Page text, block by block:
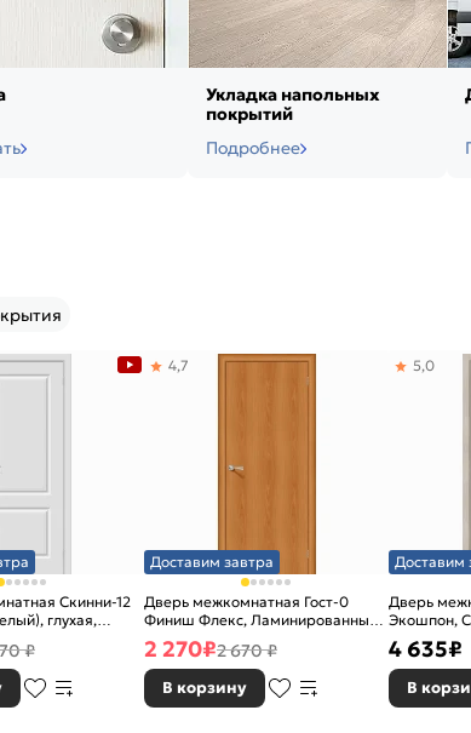
Укладка напольных
покрытий
Подробнее
Скинни-12
глухая,
₽
Доставим завтра
Дверь межкомнатная Гост-0
Финиш Флекс, Ламинированные
Л-12 (МиланОрех), глухая,
каркасно-щитовая
4,7
2 270₽2 670 ₽
В корзину
Доставим
Дверь
Экошпон,
5,0
4 635₽
В